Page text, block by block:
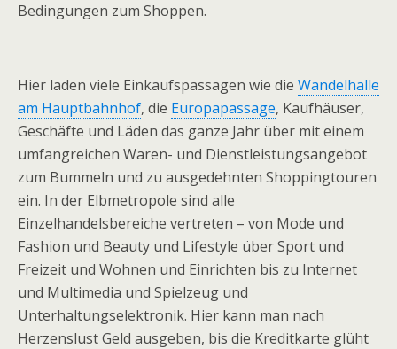
Bedingungen zum Shoppen.
Hier laden viele Einkaufspassagen wie die Wandelhalle
am Hauptbahnhof, die Europapassage, Kaufhäuser,
Geschäfte und Läden das ganze Jahr über mit einem
umfangreichen Waren- und Dienstleistungsangebot
zum Bummeln und zu ausgedehnten Shoppingtouren
ein. In der Elbmetropole sind alle
Einzelhandelsbereiche vertreten – von Mode und
Fashion und Beauty und Lifestyle über Sport und
Freizeit und Wohnen und Einrichten bis zu Internet
und Multimedia und Spielzeug und
Unterhaltungselektronik. Hier kann man nach
Herzenslust Geld ausgeben, bis die Kreditkarte glüht